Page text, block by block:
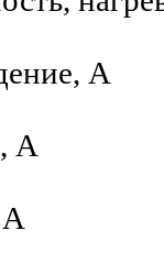
А
А